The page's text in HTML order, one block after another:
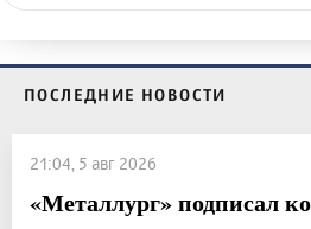
ПОСЛЕДНИЕ НОВОСТИ
21:04, 5 авг 2026
«Металлург» подписал